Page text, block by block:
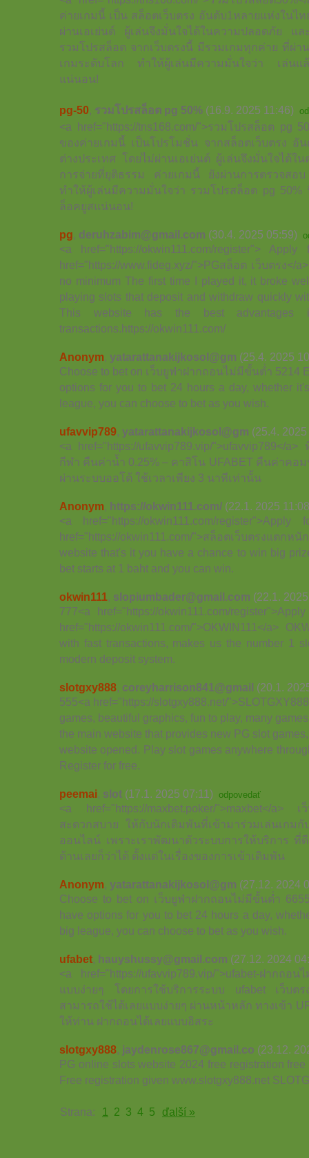
ค่ายเกมนี้ เป็น สล็อตเว็บตรง อันดับ1หลายแห่งในไ
ผ่านเอเย่นต์ ผู้เล่นจึงมั่นใจได้ในความปลอดภัย แ
รวมโปรสล็อต จากเว็บตรงนี้ มีรวมเกมทุกค่าย ที่ผ่า
เกมระดับโลก ทำให้ผู้เล่นมีความมั่นใจว่า เล่นแ
แน่นอน!
pg-50, รวมโปรสล็อต pg 50% (16.9. 2025 11:46)
<a href="https://tns168.com/">รวมโปรสล็อต pg
ของค่ายเกมนี้ เป็นโปรโมชั่น จากสล็อตเว็บตรง อั
ต่างประเทศ โดยไม่ผ่านเอเย่นต์ ผู้เล่นจึงมั่นใจได้
การจ่ายที่ยุติธรรม ค่ายเกมนี้ ยังผ่านการตรวจสอ
ทำให้ผู้เล่นมีความมั่นใจว่า รวมโปรสล็อต pg 50%
ล็อคยูสแน่นอน!
pg, deruhzabim@gmail.com (30.4. 2025 05:59)
<a href="https://okwin111.com/register">
href="https://www.fideg.xyz/">PGสล็อต เว็บตรง</
no minimum The first time I played it, it broke
playing slots that deposit and withdraw quickly
This website has the best advantages
transactions.https://okwin111.com/
Anonym, yatarattanakijkosol@gm (25.4. 2025
Choose to bet on เว็บยูฟ่าฝากถอนไม่มีขั้นต่ำ 5214
options for you to bet 24 hours a day, whether
league, you can choose to bet as you wish.
ufavvip789, yatarattanakijkosol@gm (25.4.
<a href="https://ufavvip789.vip/">ufavvip789</
กีฬา คืนค่าน้ำ 0.25% – คาสิโน UFABET คืนค่าคอม
ผ่านระบบออโต้ ใช้เวลาเพียง 3 นาทีเท่านั้น
Anonym, https://okwin111.com/ (22.1. 2025
<a href="https://okwin111.com/
href="https://okwin111.com/">สล็อตเว็บตรงแ
website that's it you have a chance to win big
bet starts at 1 baht and you can win.
okwin111, slopiumbader@gmail.com (22.1.
777<a href="https://okwin111.com/
href="https://okwin111.com/">OKWIN111</a>
with fast transactions, makes us the number 1
modern deposit system.
slotgxy888, coreyharrison841@gmail (20.1.
555<a href="https://slotgxy888.net/
games, beautiful graphics, fun to play, many
the main website that provides new PG slot
website opened. Play slot games anywhere
Register for free.
peemai, slot (17.1. 2025 07:11) odpovedať
<a href="https://maxbet.poker/">maxbet</a> เ
สะดวกสบาย ให้กับนักเดิมพันที่เข้ามาร่วมเล่นเกมกั
ออนไลน์ เพราะเราพัฒนาตัวระบบการให้บริการ ที่
ด้านเลยก็ว่าได้ ตั้งแต่ในเรื่องของการเข้าเดิมพัน
Anonym, yatarattanakijkosol@gm (27.12. 2024
Choose to bet on เว็บยูฟ่าฝากถอนไม่มีขั้นต่ำ
have options for you to bet 24 hours a day,
big league, you can choose to bet as you wish.
ufabet, hauyshussy@gmail.com (27.12. 2024
<a href="https://ufavvip789.vip/">ufabet-ฝากถอ
แบบง่ายๆ โดยการใช้บริการระบบ ufabet เว็บต
สามารถใช้ได้เลยแบบง่ายๆ ผ่านหน้าหลัก ทางเข้า
ให้ท่าน ฝากถอนได้เลยแบบอิสระ
slotgxy888, jaydenrose867@gmail.co (23.12.
PG online slots website 2024 free registration
Free registration given www.slotgxy888.net
Strana: 1 2 3 4 5 ďalší »